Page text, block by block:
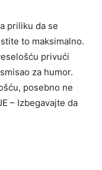
priliku da se
to maksimalno.
privući
za humor.
posebno ne
– Izbegavajte da